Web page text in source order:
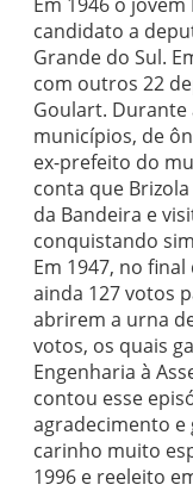
candidato a
Grande do Sul.
com outros 22
Goulart.
municípios, de
ex-prefeito do
conta que
da Bandeira e
conquistando
Em 1947, no
ainda 127 votos
abrirem a urna
votos, os quais
Engenharia à
contou esse
agradecimento e
carinho muito
1996 e reeleito